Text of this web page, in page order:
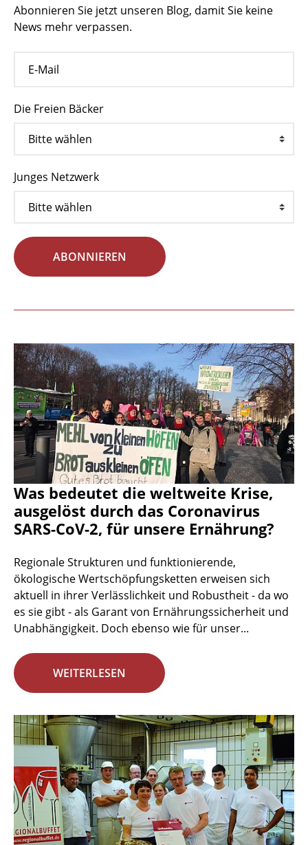
Abonnieren Sie jetzt unseren Blog, damit Sie keine
News mehr verpassen.
Die Freien Bäcker
Junges Netzwerk
ABONNIEREN
Was bedeutet die weltweite Krise,
ausgelöst durch das Coronavirus
SARS-CoV-2, für unsere Ernährung?
Regionale Strukturen und funktionierende,
ökologische Wertschöpfungsketten erweisen sich
aktuell in ihrer Verlässlichkeit und Robustheit - da wo
es sie gibt - als Garant von Ernährungssicherheit und
Unabhängigkeit. Doch ebenso wie für unser...
WEITERLESEN